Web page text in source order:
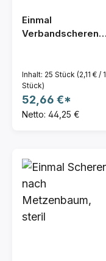
Einmal
Verbandscheren
Inhalt: 25 Stück (2,11 € / 1
Stück)
52,66 €*
Netto: 44,25 €